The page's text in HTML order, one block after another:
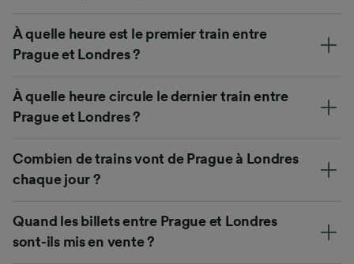
À quelle heure est le premier train entre
Prague et Londres ?
À quelle heure circule le dernier train entre
Prague et Londres ?
Combien de trains vont de Prague à Londres
chaque jour ?
Quand les billets entre Prague et Londres
sont-ils mis en vente ?